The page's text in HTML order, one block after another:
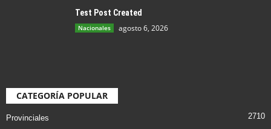
Test Post Created
Nacionales agosto 6, 2026
CATEGORÍA POPULAR
Provinciales 2710